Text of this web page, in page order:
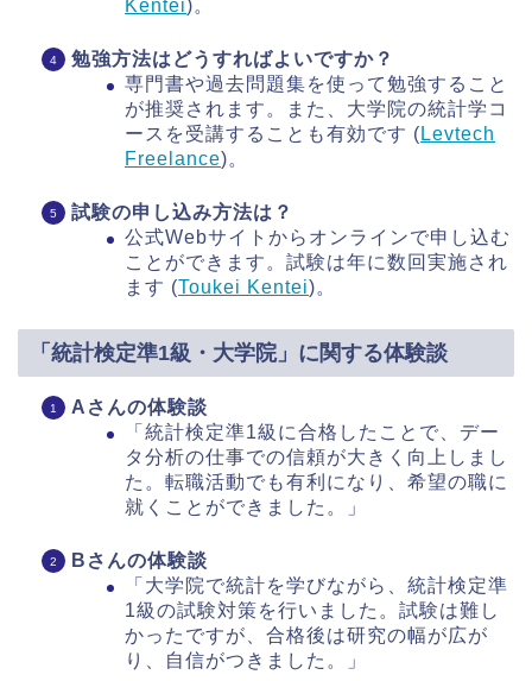
Kentei)​。
勉強方法はどうすればよいですか？
専門書や過去問題集を使って勉強すること
が推奨されます。また、大学院の統計学コ
ースを受講することも有効です​ ( Levtech
Freelance)​。
試験の申し込み方法は？
公式Webサイトからオンラインで申し込む
ことができます。試験は年に数回実施され
ます​ (Toukei Kentei)​。
「統計検定準1級・大学院」に関する体験談
Aさんの体験談
「統計検定準1級に合格したことで、デー
タ分析の仕事での信頼が大きく向上しまし
た。転職活動でも有利になり、希望の職に
就くことができました。」
Bさんの体験談
「大学院で統計を学びながら、統計検定準
1級の試験対策を行いました。試験は難し
かったですが、合格後は研究の幅が広が
り、自信がつきました。」